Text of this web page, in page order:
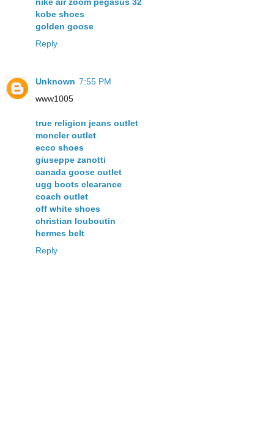
kobe shoes
golden goose
Reply
Unknown 7:55 PM
www1005
true religion jeans outlet
moncler outlet
ecco shoes
giuseppe zanotti
canada goose outlet
ugg boots clearance
coach outlet
off white shoes
christian louboutin
hermes belt
Reply